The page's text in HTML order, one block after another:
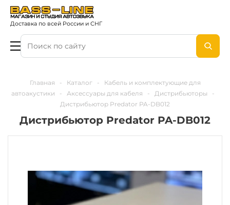
Доставка по всей России и СНГ
Главная - Каталог -
Кабель и комплектующие для
автоакустики
- Аксессуары для кабеля - Дистрибьюторы
-
Дистрибьютор Predator PA-DB012
Дистрибьютор Predator PA-DB012